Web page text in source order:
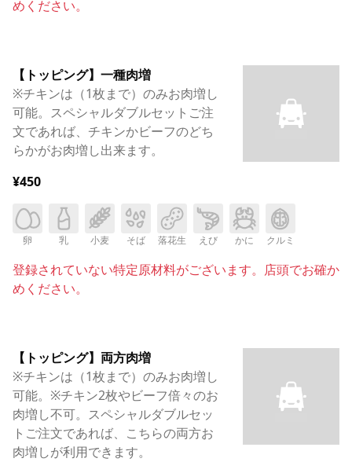
めください。
【トッピング】一種肉増
※チキンは（1枚まで）のみお肉増し
可能。スペシャルダブルセットご注
文であれば、チキンかビーフのどち
らかがお肉増し出来ます。
¥450
卵 乳 小麦 そば 落花生 えび かに クルミ
登録されていない特定原材料がございます。店頭でお確か
めください。
【トッピング】両方肉増
※チキンは（1枚まで）のみお肉増し
可能。※チキン2枚やビーフ倍々のお
肉増し不可。スペシャルダブルセッ
トご注文であれば、こちらの両方お
肉増しが利用できます。